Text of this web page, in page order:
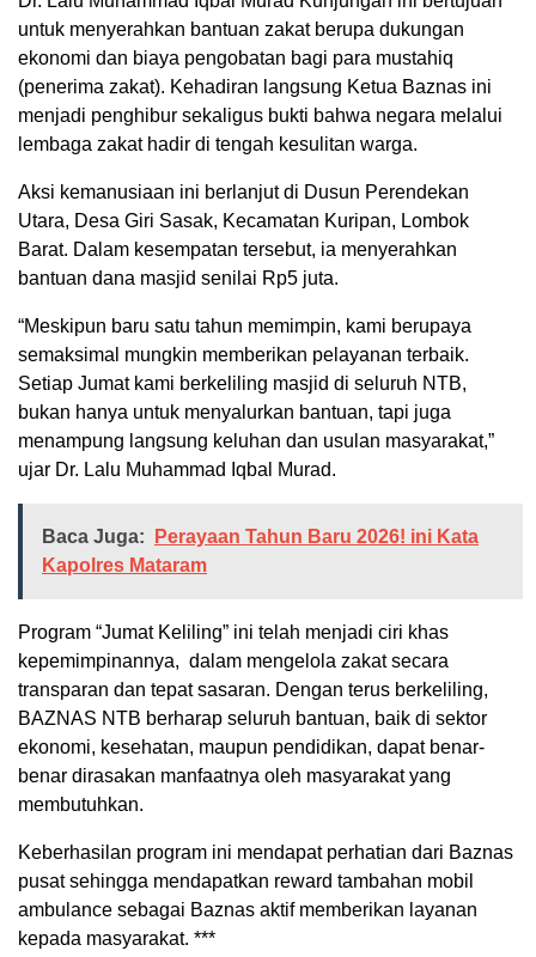
untuk menyerahkan bantuan zakat berupa dukungan
ekonomi dan biaya pengobatan bagi para mustahiq
(penerima zakat). Kehadiran langsung Ketua Baznas ini
menjadi penghibur sekaligus bukti bahwa negara melalui
lembaga zakat hadir di tengah kesulitan warga.
Aksi kemanusiaan ini berlanjut di Dusun Perendekan
Utara, Desa Giri Sasak, Kecamatan Kuripan, Lombok
Barat. Dalam kesempatan tersebut, ia menyerahkan
bantuan dana masjid senilai Rp5 juta.
“Meskipun baru satu tahun memimpin, kami berupaya
semaksimal mungkin memberikan pelayanan terbaik.
Setiap Jumat kami berkeliling masjid di seluruh NTB,
bukan hanya untuk menyalurkan bantuan, tapi juga
menampung langsung keluhan dan usulan masyarakat,”
ujar Dr. Lalu Muhammad Iqbal Murad.
Baca Juga:
Perayaan Tahun Baru 2026! ini Kata
Kapolres Mataram
Program “Jumat Keliling” ini telah menjadi ciri khas
kepemimpinannya, dalam mengelola zakat secara
transparan dan tepat sasaran. Dengan terus berkeliling,
BAZNAS NTB berharap seluruh bantuan, baik di sektor
ekonomi, kesehatan, maupun pendidikan, dapat benar-
benar dirasakan manfaatnya oleh masyarakat yang
membutuhkan.
Keberhasilan program ini mendapat perhatian dari Baznas
pusat sehingga mendapatkan reward tambahan mobil
ambulance sebagai Baznas aktif memberikan layanan
kepada masyarakat. ***